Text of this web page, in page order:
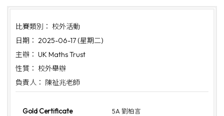
比賽類別： 校外活動
日期： 2025-06-17 (星期二)
主辦： UK Maths Trust
性質： 校外舉辦
負責人： 陳祉兆老師
Gold Certificate 5A 劉柏言